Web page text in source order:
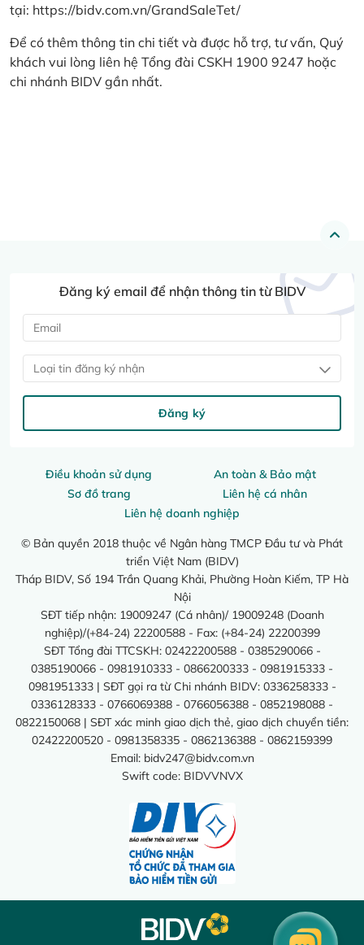
tại: https://bidv.com.vn/GrandSaleTet/
Để có thêm thông tin chi tiết và được hỗ trợ, tư vấn, Quý
khách vui lòng liên hệ Tổng đài CSKH 1900 9247 hoặc
chi nhánh BIDV gần nhất.
Điều khoản sử dụng
An toàn & Bảo mật
Sơ đồ trang
Liên hệ cá nhân
Liên hệ doanh nghiệp
© Bản quyền 2018 thuộc về Ngân hàng TMCP Đầu tư và Phát
triển Việt Nam (BIDV)
Tháp BIDV, Số 194 Trần Quang Khải, Phường Hoàn Kiếm, TP Hà
Nội
SĐT tiếp nhận: 19009247 (Cá nhân)/ 19009248 (Doanh
nghiệp)/(+84-24) 22200588 - Fax: (+84-24) 22200399
SĐT Tổng đài TTCSKH: 02422200588 - 0385290066 -
0385190066 - 0981910333 - 0866200333 - 0981915333 -
0981951333 | SĐT gọi ra từ Chi nhánh BIDV: 0336258333 -
0336128333 - 0766069388 - 0766056388 - 0852198088 -
0822150068 | SĐT xác minh giao dịch thẻ, giao dịch chuyển tiền:
02422200520 - 0981358335 - 0862136388 - 0862159399
Email: bidv247@bidv.com.vn
Swift code: BIDVVNVX
Đăng ký email để nhận thông tin từ BIDV
Loại tin đăng ký nhận
Đăng ký